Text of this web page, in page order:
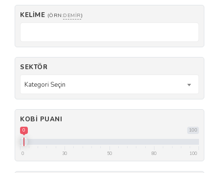
KELIME (ÖRN:DEMIR)
SEKTÖR
Kategori Seçin
KOBI PUANI
100
0
0 30 50 80 100